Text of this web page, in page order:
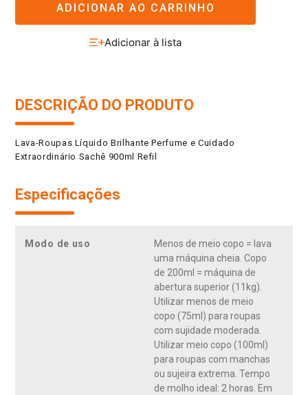
ADICIONAR AO CARRINHO
DESCRIÇÃO DO PRODUTO
Lava-Roupas Líquido Brilhante Perfume e Cuidado
Extraordinário Sachê 900ml Refil
Especificações
Modo de uso
Menos de meio copo = lava
uma máquina cheia. Copo
de 200ml = máquina de
abertura superior (11kg).
Utilizar menos de meio
copo (75ml) para roupas
com sujidade moderada.
Utilizar meio copo (100ml)
para roupas com manchas
ou sujeira extrema. Tempo
de molho ideal: 2 horas. Em